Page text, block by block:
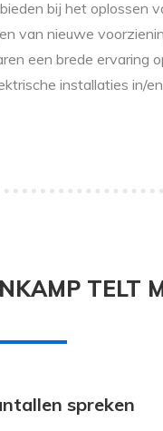
bij het oplossen
van nieuwe
een brede ervaring
installaties in/
TELT
spreken